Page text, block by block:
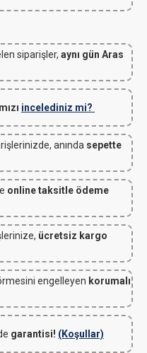
siparişler, aynı gün Aras
incelediniz mi?
anında sepette
online taksitle ödeme
ücretsiz kargo
engelleyen korumalı
garantisi! (Koşullar)